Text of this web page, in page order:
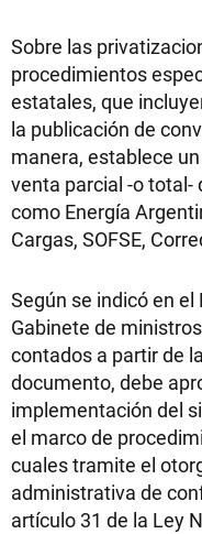
Sobre las
procedimientos
estatales, que
la publicación de
manera, establece
venta parcial -o total-
como Energía
Cargas, SOFSE,
Según se indicó en
Gabinete de
contados a partir de
documento, debe
implementación del
el marco de
cuales tramite el
administrativa de
artículo 31 de la Ley